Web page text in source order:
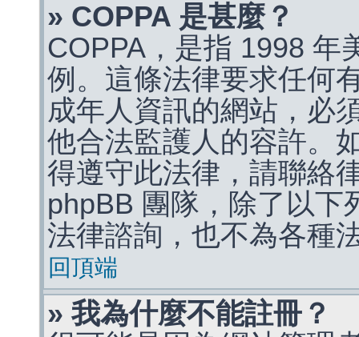
» COPPA 是甚麼？
COPPA，是指 1998 年
例。這條法律要求任何
成年人資訊的網站，必
他合法監護人的容許。
得遵守此法律，請聯絡
phpBB 團隊，除了以下
法律諮詢，也不為各種
回頂端
» 我為什麼不能註冊？